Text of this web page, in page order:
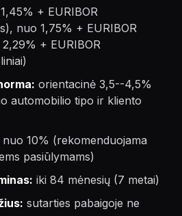
+ EURIBOR
nuo 1,75% + EURIBOR
+ EURIBOR
orientacinė 3,5--4,5%
automobilio tipo ir kliento
nuo 10% (rekomenduojama
pasiūlymams)
iki 84 mėnesių (7 metai)
sutarties pabaigoje ne